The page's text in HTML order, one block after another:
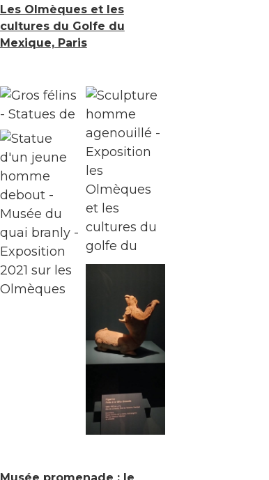
Les Olmèques et les
cultures du Golfe du
Mexique, Paris